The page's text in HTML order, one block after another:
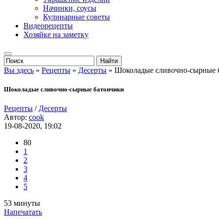
Начинки, соусы
Кулинарные советы
Видеорецепты
Хозяйке на заметку
Вы здесь » Рецепты » Десерты » Шоколадые сливочно-сырные
Шоколадые сливочно-сырные батончики
Рецепты / Десерты
Автор: cook
19-08-2020, 19:02
80
1
2
3
4
5
53 минуты
Напечатать